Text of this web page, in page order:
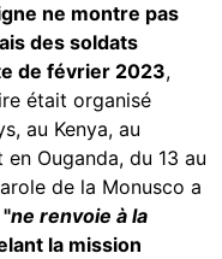
ne montre pas
des soldats
de février 2023,
était organisé
au Kenya, au
Ouganda, du 13 au
de la Monusco a
ne renvoie à la
la mission